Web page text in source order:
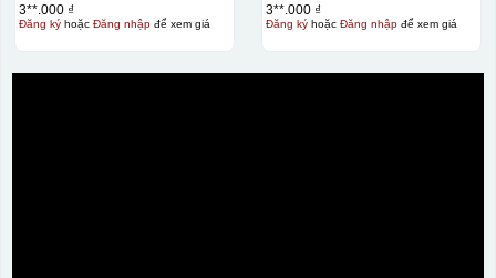
3**.000 ₫
Đăng kýhoặc Đăng nhậpđể xem giá
3**.000 ₫
Đăng kýhoặc Đăng nhậpđể xem giá